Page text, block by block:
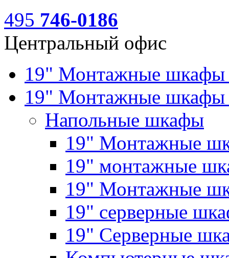
495 746-0186
Центральный офис
19" Монтажные
19" Монтажные шкафы
Напольные шкафы
19" Монтажные
19" монтажные
19" Монтажные
19" серверные
19" Серверные